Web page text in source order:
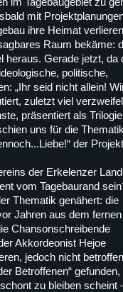
mit
ihre Heimat
Raum bekäme:
heraus. Gerade jetzt, da
politische,
„Ihr seid nicht allein!
zuletzt viel
präsentiert als Trilogie
uns für die Thematik
der
der Erkelenzer
vom Tagebaurand
Thematik genähert: die
Jahren aus dem fernen
Chansonschreibende
Akkordeonist Hejoe
jedoch nicht
Betroffenen“ gefunden,
zu bleiben scheint